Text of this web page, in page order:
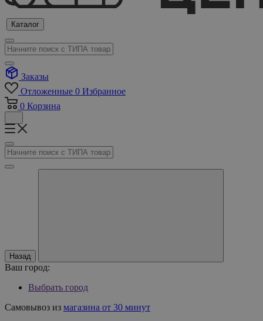
Каталог
Заказы
Отложенные 0 Избранное
0 Корзина
Назад
Ваш город:
Выбрать город
Самовывоз из магазина от 30 минут